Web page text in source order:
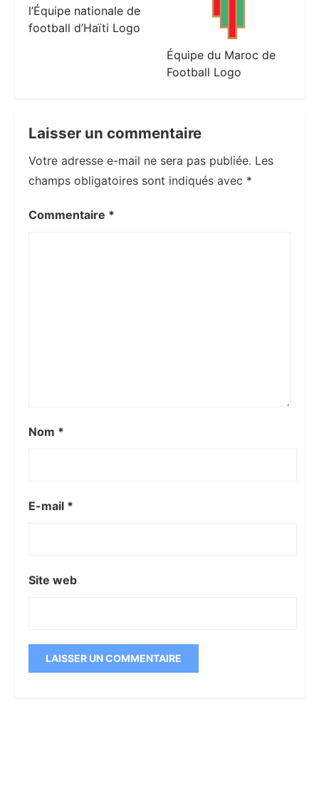
l’Équipe nationale de
football d’Haïti Logo
Équipe du Maroc de
Football Logo
Laisser un commentaire
Votre adresse e-mail ne sera pas publiée. Les
champs obligatoires sont indiqués avec *
Commentaire *
Nom *
E-mail *
Site web